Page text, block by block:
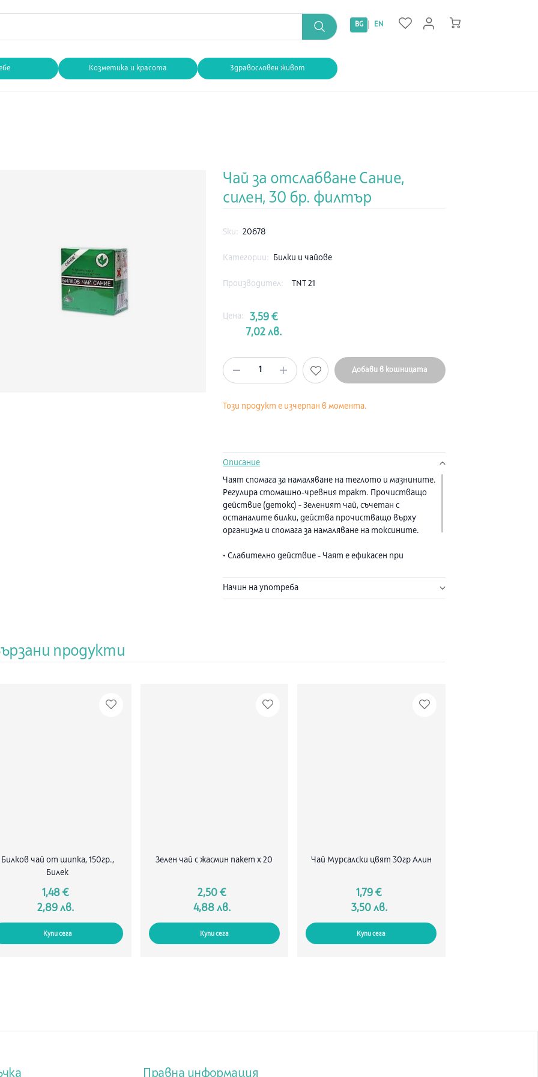
Козметика и красота Здравословен живот
BG EN
Чай за отслабване Сание,
силен, 30 бр. филтър
Sku: 20678
Категории: Билки и чайове
Производител: TNT 21
Цена:
3,59 €
7,02 лв.
1 Добави в кошницата
Този продукт е изчерпан в момента.
Описание
Чаят спомага за намаляване на теглото и мазнините.
Регулира стомашно-чревния тракт. Прочистващо
действие (детокс) - Зеленият чай, съчетан с
останалите билки, действа прочистващо върху
организма и спомага за намаляване на токсините.
• Слабително действие - Чаят е ефикасен при
свойства на билките. Неговото действие може да се
Начин на употреба
продукти
Билков чай от шипка, 150гр.,
Билек
1,48 €
2,89 лв.
Купи сега
Зелен чай с жасмин пакет х 20
2,50 €
4,88 лв.
Купи сега
Чай Мурсалски цвят 30гр Алин
1,79 €
3,50 лв.
Купи сега
Правна информация